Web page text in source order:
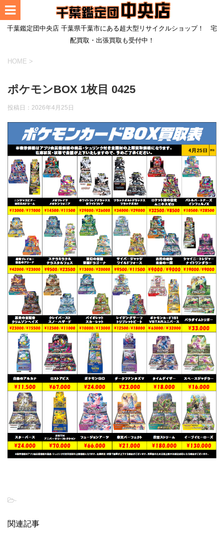
千葉鑑定団中央店 千葉県千葉市にある超大型リサイクルショップ！ 宅
配買取・出張買取も受付中！
HOME >
ポケモンBOX 1枚目 0425
投稿日： 2026年4月25日
-
関連記事